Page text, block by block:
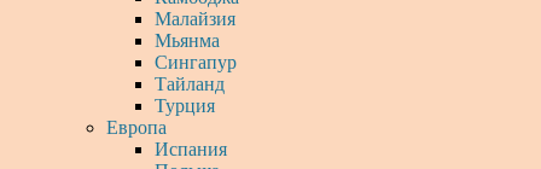
Малайзия
Мьянма
Сингапур
Тайланд
Турция
Европа
Испания